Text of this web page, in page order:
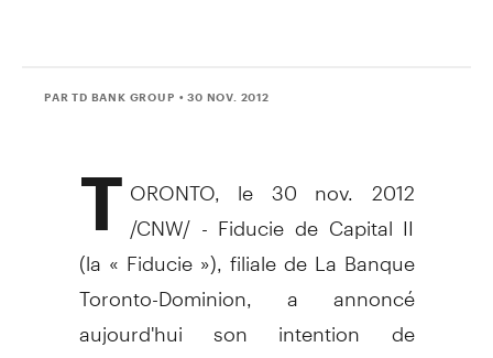
PAR TD BANK GROUP • 30 NOV. 2012
T ORONTO, le 30 nov. 2012
/CNW/ - Fiducie de Capital II
(la « Fiducie »), filiale de La Banque
Toronto-Dominion, a annoncé
aujourd'hui son intention de